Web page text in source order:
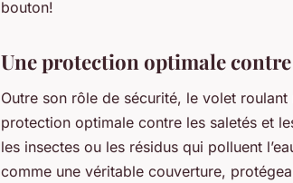
bouton!
Une protection optimale
Outre son rôle de sécurité, le volet
protection optimale contre les saletés et
les insectes ou les résidus qui polluent
comme une véritable couverture,